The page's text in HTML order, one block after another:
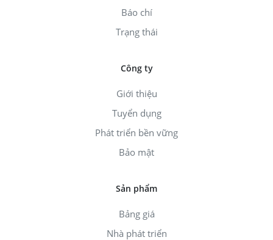
Báo chí
Trạng thái
Công ty
Giới thiệu
Tuyển dụng
Phát triển bền vững
Bảo mật
Sản phẩm
Bảng giá
Nhà phát triển